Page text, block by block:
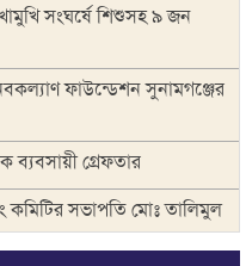
সংঘর্ষে শিশুসহ ৯ জন
ফাউন্ডেশন সুনামগঞ্জের
গ্রেফতার
কমিটির সভাপতি মোঃ তালিমুল